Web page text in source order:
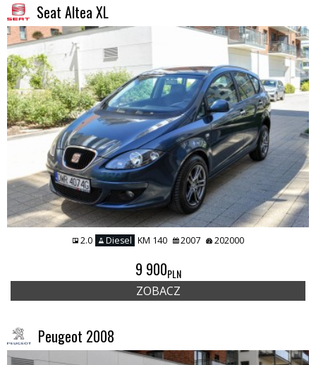
Seat Altea XL
2.0 Diesel KM 140 2007 202000
9 900PLN
ZOBACZ
Peugeot 2008